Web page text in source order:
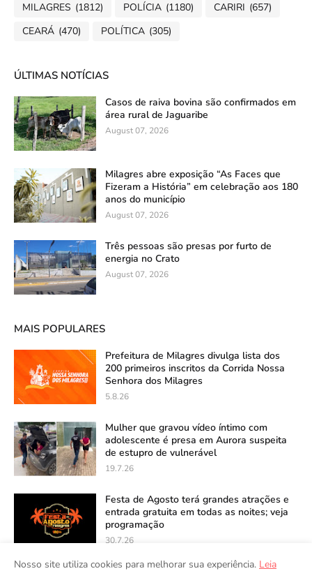
MILAGRES (1812) POLÍCIA (1180) CARIRI (657)
CEARÁ (470) POLÍTICA (305)
ÚLTIMAS NOTÍCIAS
Casos de raiva bovina são confirmados em
área rural de Jaguaribe
August 07, 2026
Milagres abre exposição “As Faces que
Fizeram a História” em celebração aos 180
anos do município
August 07, 2026
Três pessoas são presas por furto de
energia no Crato
August 07, 2026
MAIS POPULARES
Prefeitura de Milagres divulga lista dos
200 primeiros inscritos da Corrida Nossa
Senhora dos Milagres
5.8.26
Mulher que gravou vídeo íntimo com
adolescente é presa em Aurora suspeita
de estupro de vulnerável
19.7.26
Festa de Agosto terá grandes atrações e
entrada gratuita em todas as noites; veja
programação
30.7.26
Nosso site utiliza cookies para melhorar sua experiência. Leia